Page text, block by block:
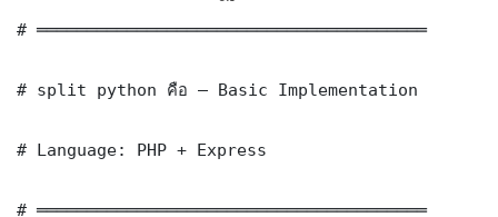
# ═══════════════════════════════════════
# split python คือ — Basic Implementation
# Language: PHP + Express
# ═══════════════════════════════════════